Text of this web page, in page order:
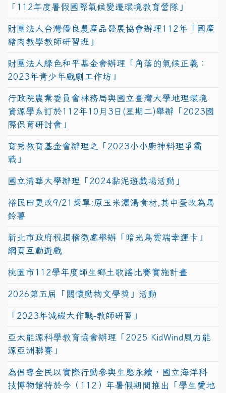
「112年度暑假國際氣候變遷環境教育營隊」
財團法人台灣優良農產品發展協會辦理112年「國產
豬肉教學教師研習班」
財團法人綠色和平基金會辦理「角落的氣候正義：
2023年青少年戲劇工作坊」
行政院農業委員會林務局與國立臺灣大學地理環境
資源學系訂於112年10月3日(星期二)舉辦「2023國
際保育研討會」
育秀教育基金會辦理之「2023小小廚神料理爭霸
戰」
國立清華大學辦理「2024黏泥遊戲場活動」
裕民田更改9/21菜單:原玉米濃湯食材,其中蛋改為馬
鈴薯
新北市政府稅捐稽徵處舉辦「暗光鳥雲端幸運卡」
網頁互動遊戲
桃園市112學年度師生鄉土歌謠比賽實施計畫
2026第五屆「關懷動物文學獎」活動
「2023年減碳大作戰-教師研習」
亞太能源科學教育協會辦理「2025 KidWind風力能
源亞洲聯賽」
為倡導全民以實際行動參與生態永續，國立海洋科
技博物館特於今（112）年暑假期間推出「學生愛地